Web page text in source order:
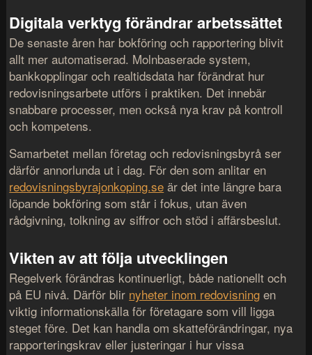
Digitala verktyg förändrar arbetssättet
De senaste åren har bokföring och rapportering blivit
allt mer automatiserad. Molnbaserade system,
bankkopplingar och realtidsdata har förändrat hur
redovisningsarbete utförs i praktiken. Det innebär
snabbare processer, men också nya krav på kontroll
och kompetens.
Samarbetet mellan företag och redovisningsbyrå ser
därför annorlunda ut i dag. För den som anlitar en
redovisningsbyrajonkoping.se är det inte längre bara
löpande bokföring som står i fokus, utan även
rådgivning, tolkning av siffror och stöd i affärsbeslut.
Vikten av att följa utvecklingen
Regelverk förändras kontinuerligt, både nationellt och
på EU nivå. Därför blir nyheter inom redovisning en
viktig informationskälla för företagare som vill ligga
steget före. Det kan handla om skatteförändringar, nya
rapporteringskrav eller justeringar i hur vissa